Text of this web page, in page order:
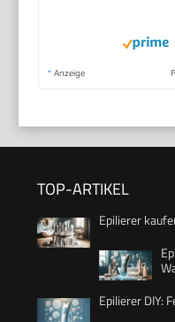
* Anzeige
TOP-ARTIKEL
Epilierer
Epilierer DIY: